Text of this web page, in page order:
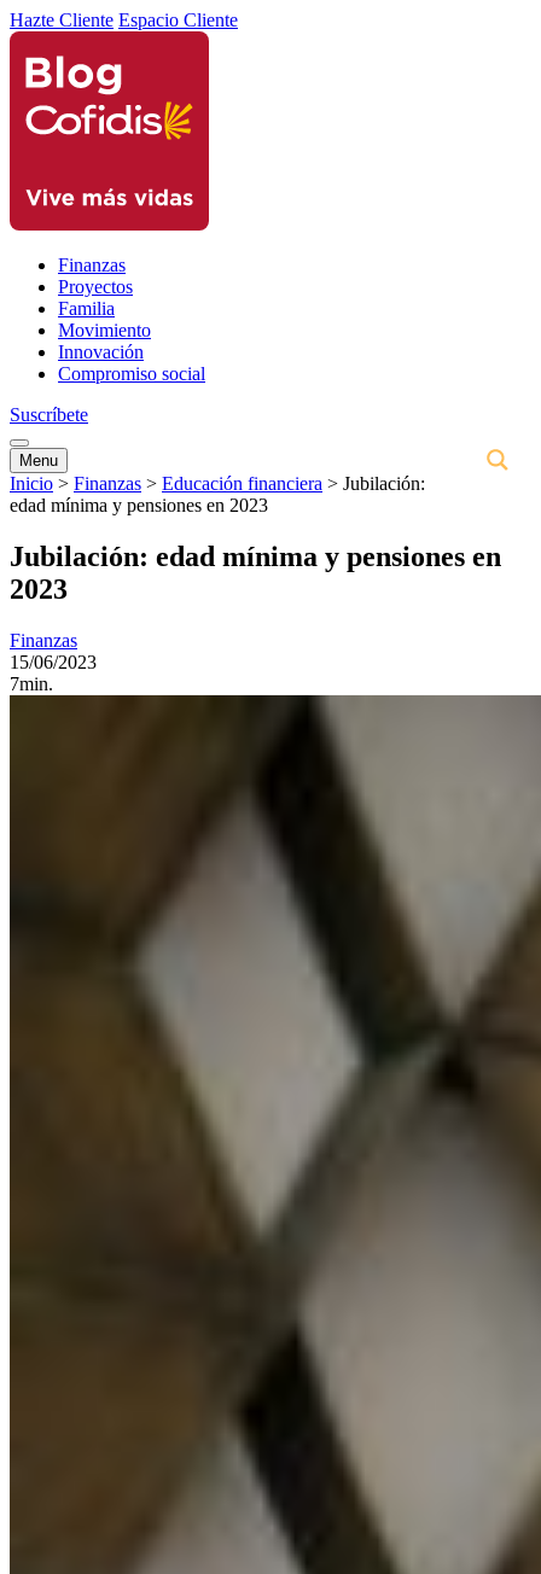
Hazte Cliente Espacio Cliente
Finanzas
Proyectos
Familia
Movimiento
Innovación
Compromiso social
Suscríbete
Menu
Inicio > Finanzas > Educación financiera > Jubilación:
edad mínima y pensiones en 2023
Jubilación: edad mínima y pensiones en
2023
Finanzas
15/06/2023
7min.